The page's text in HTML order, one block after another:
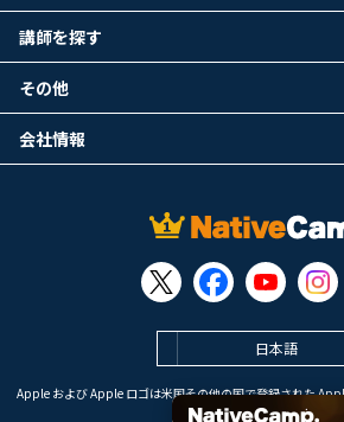
日本語
Apple および Apple ロゴは米国その他の国で登録された
Apple Inc. のサービスマークです
講師を探す
その他
会社情報